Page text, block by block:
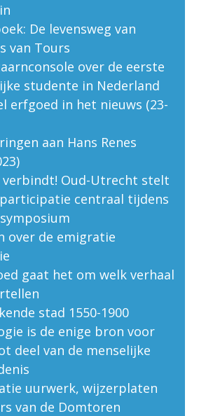
De levensweg van
van Tours
over de eerste
studente in Nederland
erfgoed in het nieuws (23-
aan Hans Renes
verbindt! Oud-Utrecht stelt
centraal tijdens
over de emigratie
gaat het om welk verhaal
stad 1550-1900
is de enige bron voor
deel van de menselijke
uurwerk, wijzerplaten
van de Domtoren